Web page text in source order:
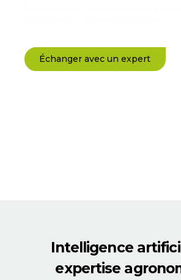
Échanger avec un expert
Intelligence
expertise